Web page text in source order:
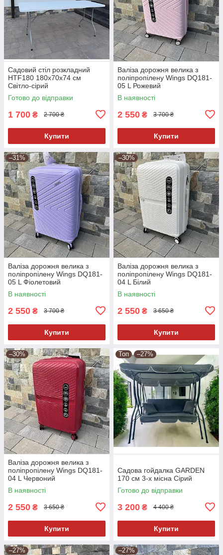
Садовий стіл розкладний
HTF180 180х70х74 см
Світло-сірий
Готово до відправки
1 700 ₴ 2 700 ₴
Купити
Валіза дорожня велика з
поліпропілену Wings DQ181-
05 L Рожевий
В наявності
2 550 ₴ 3 700 ₴
Купити
–31%
Валіза дорожня велика з
поліпропілену Wings DQ181-
05 L Фіолетовий
В наявності
2 550 ₴ 3 700 ₴
Купити
–30%
Валіза дорожня велика з
поліпропілену Wings DQ181-
04 L Білий
В наявності
2 550 ₴ 3 650 ₴
Купити
–30%
Валіза дорожня велика з
поліпропілену Wings DQ181-
04 L Червоний
В наявності
2 550 ₴ 3 650 ₴
Купити
Топ –27%
Садова гойдалка GARDEN
170 см 3-х місна Сірий
Готово до відправки
3 200 ₴ 4 400 ₴
Купити
–27% –27%